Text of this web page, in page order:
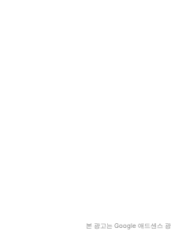
본 광고는 Google 애드센스